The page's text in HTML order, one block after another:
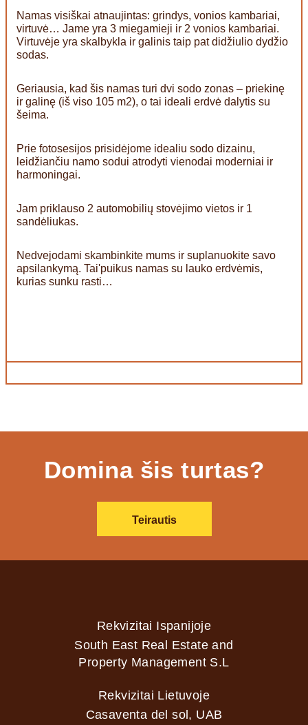
Namas visiškai atnaujintas: grindys, vonios kambariai,
virtuvė… Jame yra 3 miegamieji ir 2 vonios kambariai.
Virtuvėje yra skalbykla ir galinis taip pat didžiulio dydžio
sodas.
Geriausia, kad šis namas turi dvi sodo zonas – priekinę
ir galinę (iš viso 105 m2), o tai ideali erdvė dalytis su
šeima.
Prie fotosesijos prisidėjome idealiu sodo dizainu,
leidžiančiu namo sodui atrodyti vienodai moderniai ir
harmoningai.
Jam priklauso 2 automobilių stovėjimo vietos ir 1
sandėliukas.
Nedvejodami skambinkite mums ir suplanuokite savo
apsilankymą. Tai'puikus namas su lauko erdvėmis,
kurias sunku rasti…
Domina šis turtas?
Teirautis
Rekvizitai Ispanijoje
South East Real Estate and
Property Management S.L
Rekvizitai Lietuvoje
Casaventa del sol, UAB